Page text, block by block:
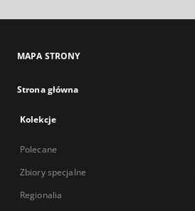
MAPA STRONY
Strona główna
Kolekcje
Polecane
Zbiory specjalne
Regionalia